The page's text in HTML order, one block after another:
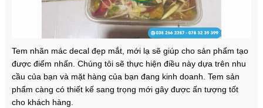
Tem nhãn mác decal đẹp mắt, mới lạ sẽ giúp cho sản phẩm tạo
được điểm nhấn. Chúng tôi sẽ thực hiện điều này dựa trên nhu
cầu của bạn và mặt hàng của bạn đang kinh doanh. Tem sản
phẩm càng có thiết kế sang trọng mới gây được ấn tượng tốt
cho khách hàng.